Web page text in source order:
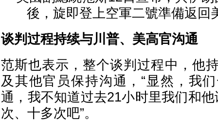
谈判过程持续与川普、美高官沟通
范斯也表示，整个谈判过程中，他
及其他官员保持沟通，“显然，我
通，我不知道过去21小时里我们和
次、十多次吧”。